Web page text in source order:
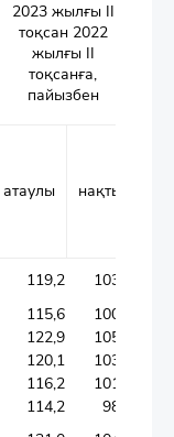
2023 жылғы II
тоқсан 2022
жылғы II
тоқсанға,
пайызбен
атаулы нақты
119,2
103,0
115,6
100,0
122,9
105,0
120,1
103,7
116,2
101,4
114,2
98,9